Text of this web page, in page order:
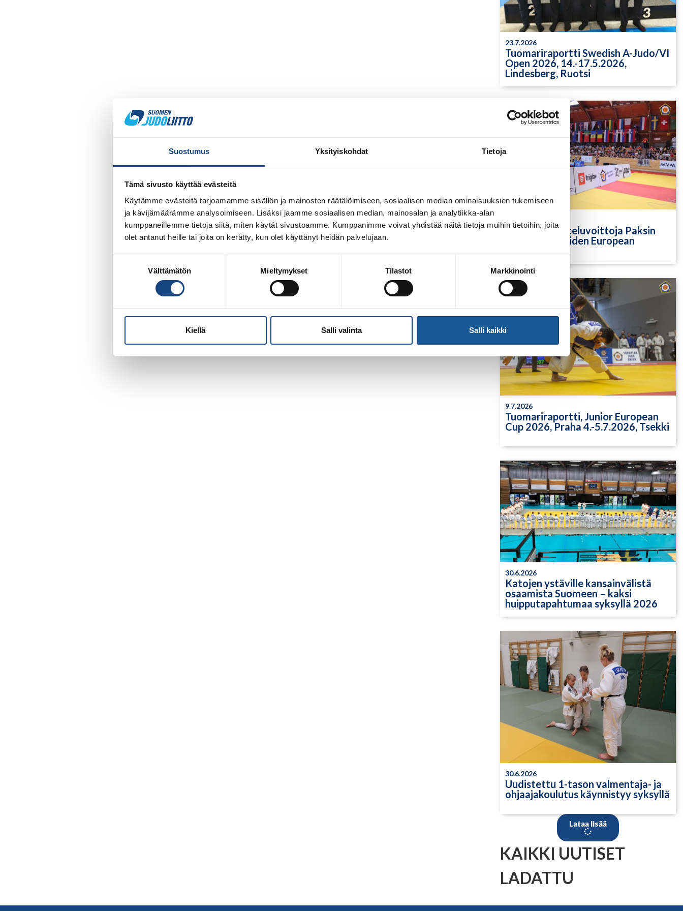
Suostumus Yksityiskohdat Tietoja
Tämä sivusto käyttää evästeitä
Käytämme evästeitä tarjoamamme sisällön ja mainosten räätälöimiseen, sosiaalisen median ominaisuuksien tukemiseen
ja kävijämäärämme analysoimiseen. Lisäksi jaamme sosiaalisen median, mainosalan ja analytiikka-alan
kumppaneillemme tietoja siitä, miten käytät sivustoamme. Kumppanimme voivat yhdistää näitä tietoja muihin tietoihin, joita
olet antanut heille tai joita on kerätty, kun olet käyttänyt heidän palvelujaan.
Välttämätön Mieltymykset Tilastot Markkinointi
Kiellä Salli valinta Salli kaikki
23.7.2026
Tuomariraportti Swedish A-Judo/VI
Open 2026, 14.-17.5.2026,
Lindesberg, Ruotsi
Yksittäisiä otteluvoittoja Paksin
alle 21-vuotiaiden European
9.7.2026
Tuomariraportti, Junior European
Cup 2026, Praha 4.-5.7.2026, Tsekki
30.6.2026
Katojen ystäville kansainvälistä
osaamista Suomeen – kaksi
huipputapahtumaa syksyllä 2026
30.6.2026
Uudistettu 1-tason valmentaja- ja
ohjaajakoulutus käynnistyy syksyllä
Lataa lisää
KAIKKI UUTISET
LADATTU